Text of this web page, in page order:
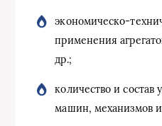
экономическо-
применения
др.;
количество и состав
машин, механизмов и